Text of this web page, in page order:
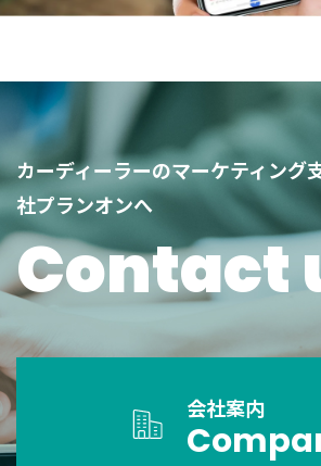
カーディーラーのマーケティング
社プランオンへ
Contact
会社案内